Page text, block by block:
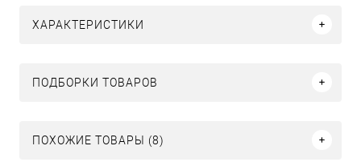
ХАРАКТЕРИСТИКИ
ПОДБОРКИ ТОВАРОВ
ПОХОЖИЕ ТОВАРЫ (8)